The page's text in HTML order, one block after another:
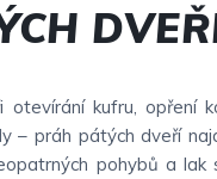
otevírání kufru, opření
– práh pátých dveří
pohybů a